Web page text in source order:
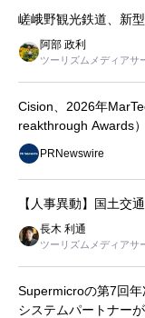
嵯峨野観光鉄道、新
阿部 政利
ツーリズムメディアサ
Cision、2026年
reakthrough Awards
配信、AEOの3部門を
PRNewswire
【人事異動】国土交
長木 利通
ツーリズムメディアサ
Supermicroの第7回
システムパートナー